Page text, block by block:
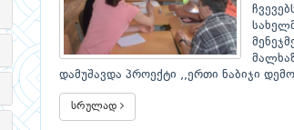
დამუშავდა პროექტი ,,ერთი ნაბიჯი
სრულად